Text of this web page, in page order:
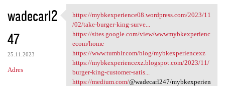
wadecarl2
47
25.11.2023
Adres
https://mybkexperience08
https://mybkexperience08.wordpress.com/2023/11
/02/take-burger-king-surve...
https://sites.google.com/view/wwwmybkexperienc
ecom/home
https://www.tumblr.com/blog/mybkexperiencexz
https://mybkexperiencexz.blogspot.com/2023/11/
burger-king-customer-satis...
https://medium.com/@wadecarl247/mybkexperien